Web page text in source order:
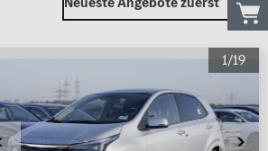
LED Licht
Totwinkel-Assistent
1/19